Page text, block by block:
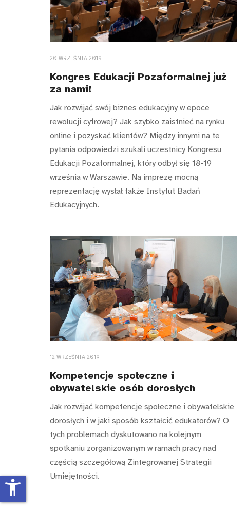
20 WRZEŚNIA 2019
Kongres Edukacji Pozaformalnej już
za nami!
Jak rozwijać swój biznes edukacyjny w epoce
rewolucji cyfrowej? Jak szybko zaistnieć na rynku
online i pozyskać klientów? Między innymi na te
pytania odpowiedzi szukali uczestnicy Kongresu
Edukacji Pozaformalnej, który odbył się 18-19
września w Warszawie. Na imprezę mocną
reprezentację wysłał także Instytut Badań
Edukacyjnych.
12 WRZEŚNIA 2019
Kompetencje społeczne i
obywatelskie osób dorosłych
Jak rozwijać kompetencje społeczne i obywatelskie
dorosłych i w jaki sposób kształcić edukatorów? O
tych problemach dyskutowano na kolejnym
spotkaniu zorganizowanym w ramach pracy nad
częścią szczegółową Zintegrowanej Strategii
Umiejętności.
accessibility_new